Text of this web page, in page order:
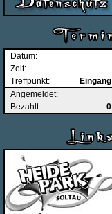
Datum:
Zeit:
Treffpunkt:
Eingang
Angemeldet:
Bezahlt:
0